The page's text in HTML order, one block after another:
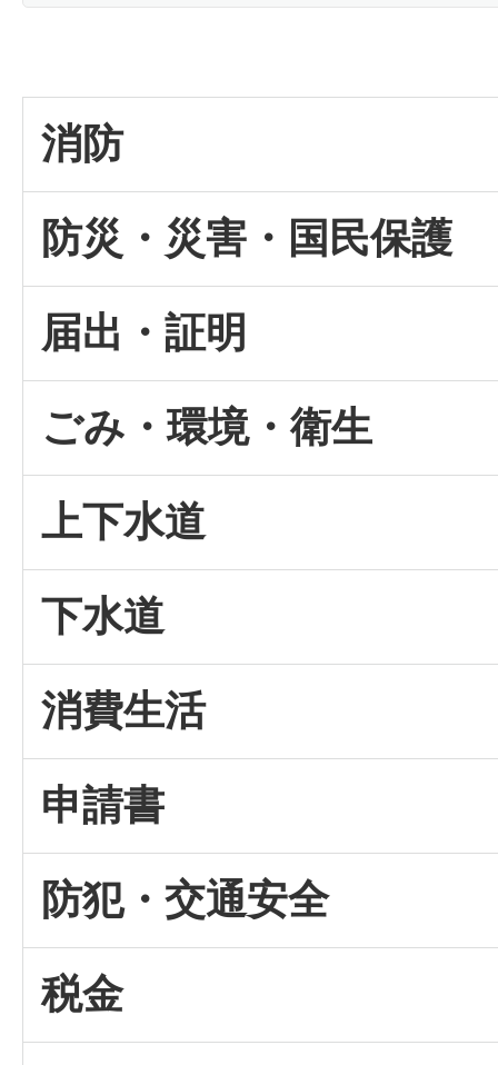
消防
防災・災害・国民保護
届出・証明
ごみ・環境・衛生
上下水道
下水道
消費生活
申請書
防犯・交通安全
税金